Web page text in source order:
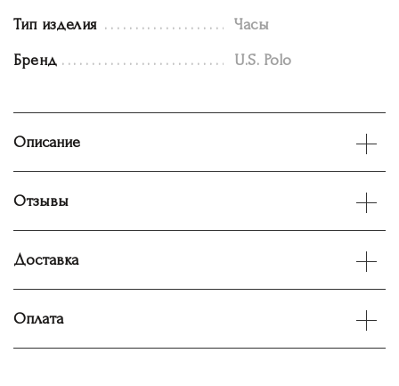
Тип изделия Часы
Бренд U.S. Polo
Описание
Отзывы
Доставка
Оплата